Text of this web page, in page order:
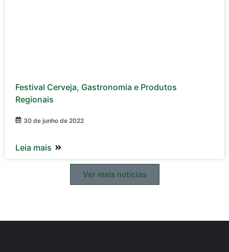
Festival Cerveja, Gastronomia e Produtos
Regionais
30 de junho de 2022
Leia mais
Ver mais notícias